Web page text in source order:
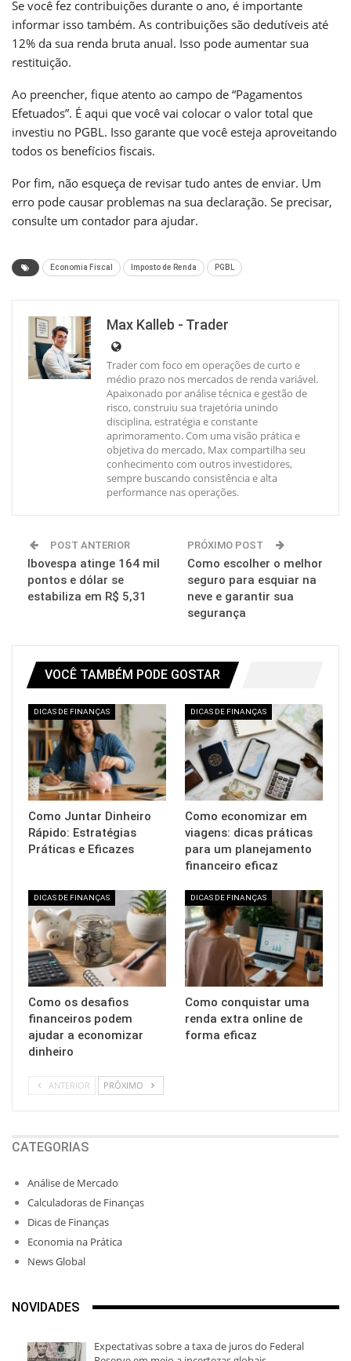
Se você fez contribuições durante o ano, é importante
informar isso também. As contribuições são dedutíveis até
12% da sua renda bruta anual. Isso pode aumentar sua
restituição.
Ao preencher, fique atento ao campo de “Pagamentos
Efetuados”. É aqui que você vai colocar o valor total que
investiu no PGBL. Isso garante que você esteja aproveitando
todos os benefícios fiscais.
Por fim, não esqueça de revisar tudo antes de enviar. Um
erro pode causar problemas na sua declaração. Se precisar,
consulte um contador para ajudar.
Economia Fiscal Imposto de Renda PGBL
Max Kalleb - Trader
Trader com foco em operações de curto e
médio prazo nos mercados de renda variável.
Apaixonado por análise técnica e gestão de
risco, construiu sua trajetória unindo
disciplina, estratégia e constante
aprimoramento. Com uma visão prática e
objetiva do mercado, Max compartilha seu
conhecimento com outros investidores,
sempre buscando consistência e alta
performance nas operações.
POST ANTERIOR
Ibovespa atinge 164 mil
pontos e dólar se
estabiliza em R$ 5,31
PRÓXIMO POST
Como escolher o melhor
seguro para esquiar na
neve e garantir sua
segurança
VOCÊ TAMBÉM PODE GOSTAR
DICAS DE FINANÇAS
Como Juntar Dinheiro
Rápido: Estratégias
Práticas e Eficazes
DICAS DE FINANÇAS
Como economizar em
viagens: dicas práticas
para um planejamento
financeiro eficaz
DICAS DE FINANÇAS
Como os desafios
financeiros podem
ajudar a economizar
dinheiro
DICAS DE FINANÇAS
Como conquistar uma
renda extra online de
forma eficaz
ANTERIOR PRÓXIMO
CATEGORIAS
Análise de Mercado
Calculadoras de Finanças
Dicas de Finanças
Economia na Prática
News Global
NOVIDADES
Expectativas sobre a taxa de juros do Federal